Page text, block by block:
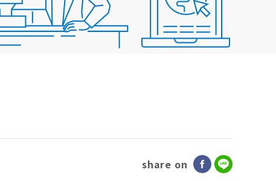
share on